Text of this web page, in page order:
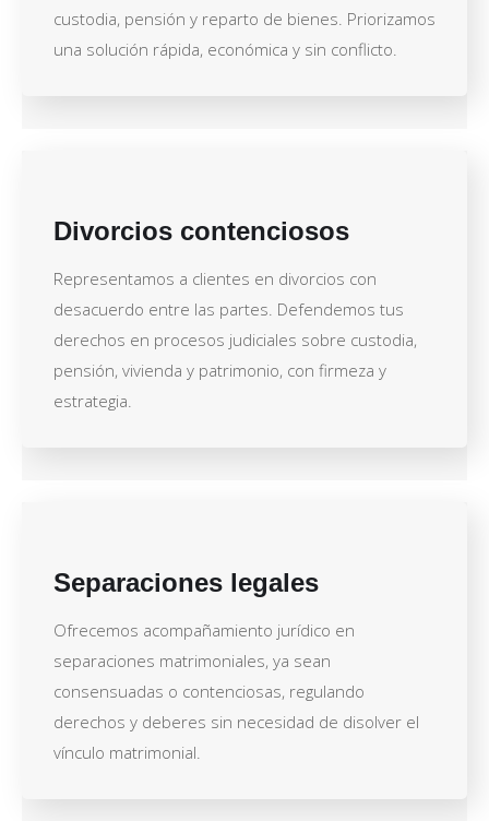
custodia, pensión y reparto de bienes. Priorizamos
una solución rápida, económica y sin conflicto.
Divorcios contenciosos
Representamos a clientes en divorcios con
desacuerdo entre las partes. Defendemos tus
derechos en procesos judiciales sobre custodia,
pensión, vivienda y patrimonio, con firmeza y
estrategia.
Separaciones legales
Ofrecemos acompañamiento jurídico en
separaciones matrimoniales, ya sean
consensuadas o contenciosas, regulando
derechos y deberes sin necesidad de disolver el
vínculo matrimonial.